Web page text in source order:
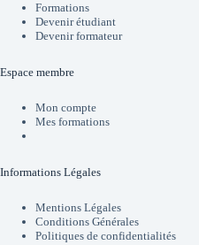
Formations
Devenir étudiant
Devenir formateur
Espace membre
Mon compte
Mes formations
Informations Légales
Mentions Légales
Conditions Générales
Politiques de confidentialités